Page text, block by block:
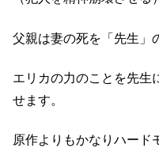
父親は妻の死を「先生」
エリカの力のことを先生
せます。
原作よりもかなりハード